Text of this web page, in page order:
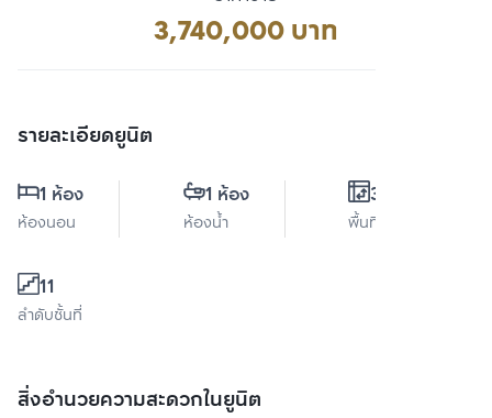
3,740,000 บาท
รายละเอียดยูนิต
1 ห้อง
ห้องนอน
1 ห้อง
ห้องน้ำ
32 ตร.ม.
พื้นที่ใช้สอย
11
ลำดับชั้นที่
สิ่งอำนวยความสะดวกในยูนิต